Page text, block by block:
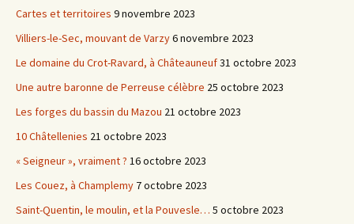
Cartes et territoires 9 novembre 2023
Villiers-le-Sec, mouvant de Varzy6 novembre 2023
Le domaine du Crot-Ravard, à Châteauneuf31 octobre 2023
Une autre baronne de Perreuse célèbre 25 octobre 2023
Les forges du bassin du Mazou 21 octobre 2023
10 Châtellenies 21 octobre 2023
« Seigneur », vraiment ? 16 octobre 2023
Les Couez, à Champlemy 7 octobre 2023
Saint-Quentin, le moulin, et la Pouvesle… 5 octobre 2023